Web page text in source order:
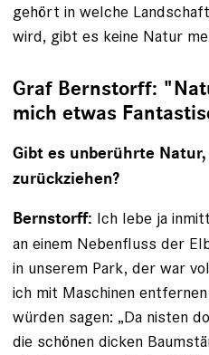
gehört in welche
wird, gibt es keine Natur
Graf Bernstorff:
mich etwas
Gibt es unberührte
zurückziehen?
Bernstorff: Ich lebe ja
an einem Nebenfluss der
in unserem Park, der war
ich mit Maschinen
würden sagen: „Da nisten
die schönen dicken